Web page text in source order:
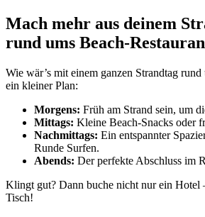
Mach mehr aus deinem
rund ums Beach-
Wie wär’s mit einem ganzen Strandtag
ein kleiner Plan:
Morgens: Früh am Strand sein, um
Mittags: Kleine Beach-Snacks oder
Nachmittags: Ein entspannter
Runde Surfen.
Abends: Der perfekte Abschluss im
Klingt gut? Dann buche nicht nur ein Hotel
Tisch!